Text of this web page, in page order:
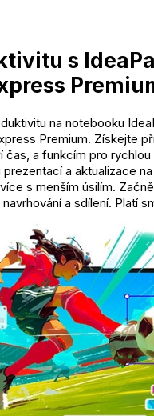
s
na notebooku
Premium. Získejte
a funkcím pro
a aktualizace
s menším úsilím.
a sdílení. Platí